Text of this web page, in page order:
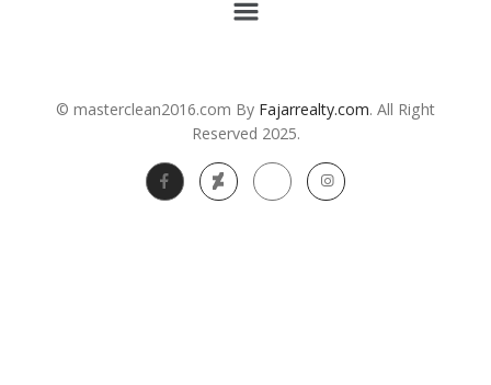
© masterclean2016.com By Fajarrealty.com. All Right
Reserved 2025.